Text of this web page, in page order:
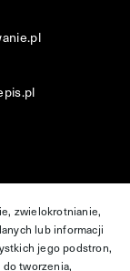
zwielokrotnianie,
lub informacji
jego podstron,
tworzenia,